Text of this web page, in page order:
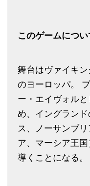
このゲームについ
舞台はヴァイキ
のヨーロッパ。
ー・エイヴォル
め、イングラン
ス、ノーサンブ
ア、マーシア王
導くことになる。